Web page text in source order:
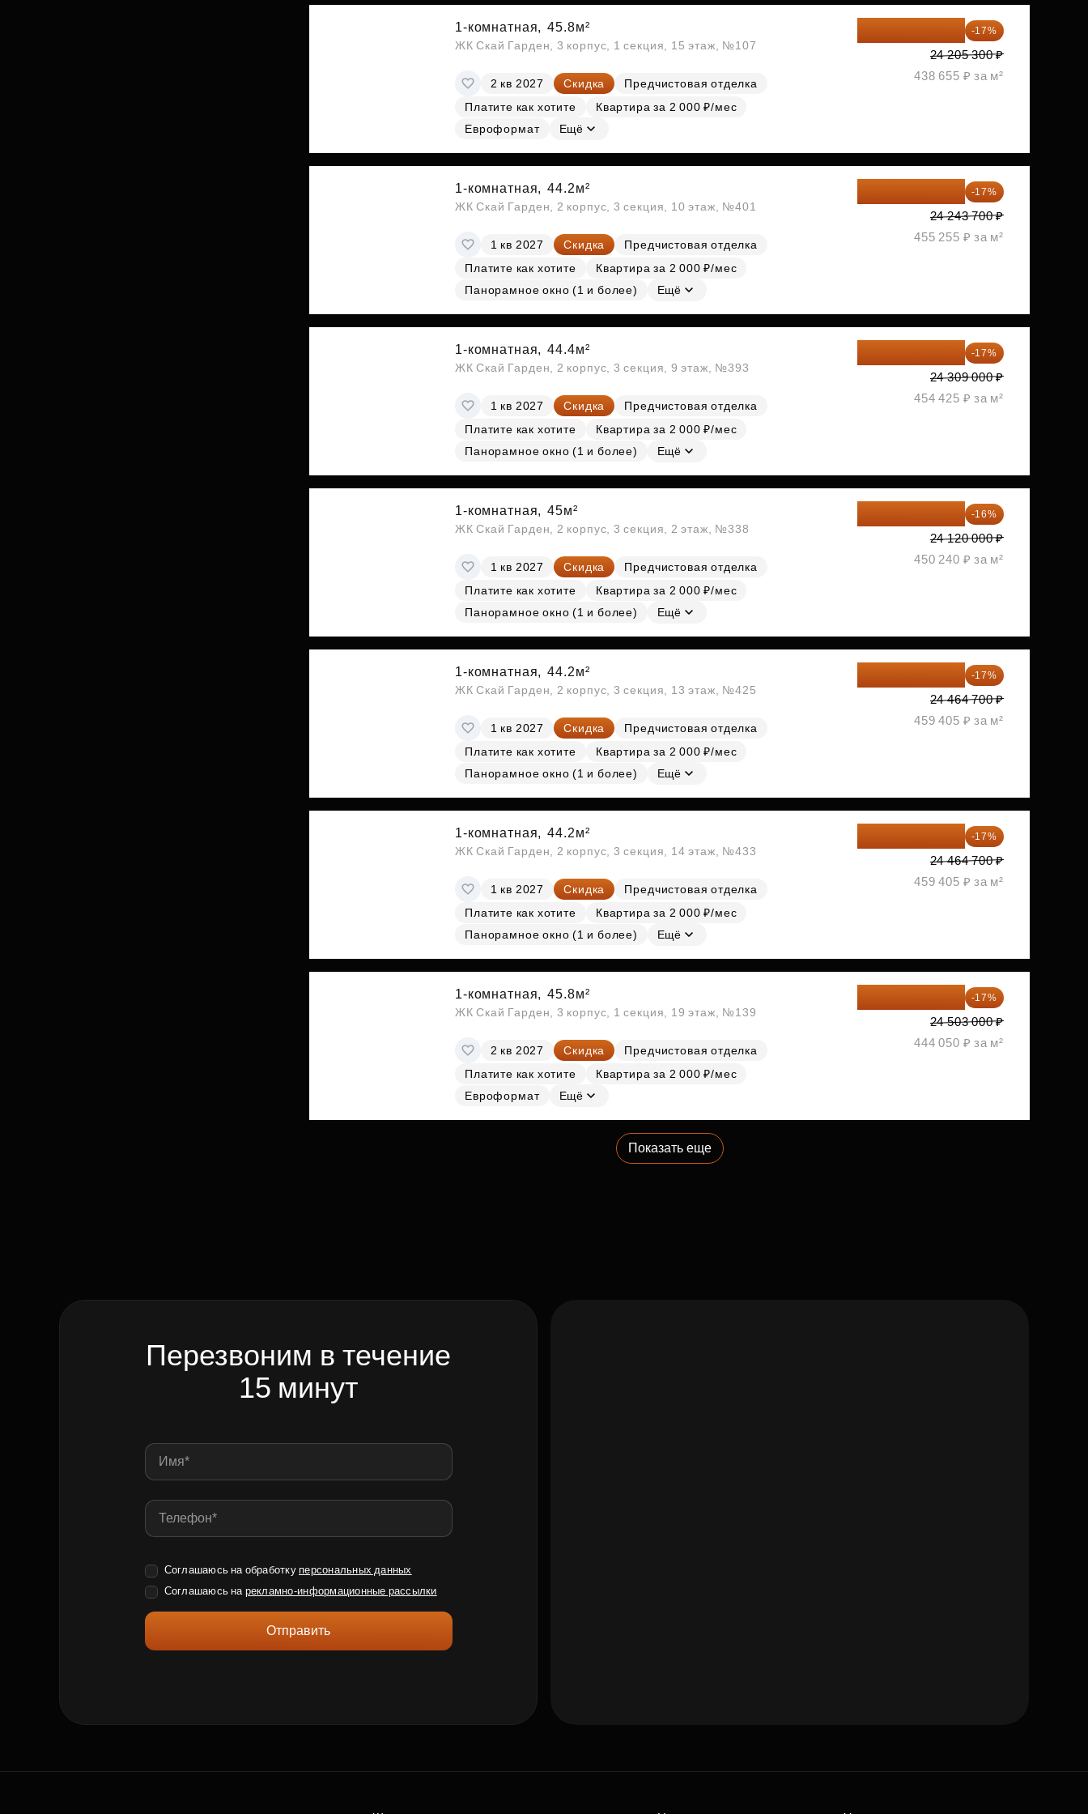
1-комнатная, 45.8м²
ЖК Скай Гарден, 3 корпус, 1 секция, 15 этаж, №107
2 кв 2027 Скидка
Предчистовая отделка
Платите как хотите
Квартира за 2 000 ₽/мес
Евроформат
Ещё
-17%
24 205 300 ₽
438 655 ₽ за м²
1-комнатная, 44.2м²
ЖК Скай Гарден, 2 корпус, 3 секция, 10 этаж, №401
1 кв 2027 Скидка
Предчистовая отделка
Платите как хотите
Квартира за 2 000 ₽/мес
Панорамное окно (1 и более)
Ещё
-17%
24 243 700 ₽
455 255 ₽ за м²
1-комнатная, 44.4м²
ЖК Скай Гарден, 2 корпус, 3 секция, 9 этаж, №393
1 кв 2027 Скидка
Предчистовая отделка
Платите как хотите
Квартира за 2 000 ₽/мес
Панорамное окно (1 и более)
Ещё
-17%
24 309 000 ₽
454 425 ₽ за м²
1-комнатная, 45м²
ЖК Скай Гарден, 2 корпус, 3 секция, 2 этаж, №338
1 кв 2027 Скидка
Предчистовая отделка
Платите как хотите
Квартира за 2 000 ₽/мес
Панорамное окно (1 и более)
Ещё
-16%
24 120 000 ₽
450 240 ₽ за м²
1-комнатная, 44.2м²
ЖК Скай Гарден, 2 корпус, 3 секция, 13 этаж, №425
1 кв 2027 Скидка
Предчистовая отделка
Платите как хотите
Квартира за 2 000 ₽/мес
Панорамное окно (1 и более)
Ещё
-17%
24 464 700 ₽
459 405 ₽ за м²
1-комнатная, 44.2м²
ЖК Скай Гарден, 2 корпус, 3 секция, 14 этаж, №433
1 кв 2027 Скидка
Предчистовая отделка
Платите как хотите
Квартира за 2 000 ₽/мес
Панорамное окно (1 и более)
Ещё
-17%
24 464 700 ₽
459 405 ₽ за м²
1-комнатная, 45.8м²
ЖК Скай Гарден, 3 корпус, 1 секция, 19 этаж, №139
2 кв 2027 Скидка
Предчистовая отделка
Платите как хотите
Квартира за 2 000 ₽/мес
Евроформат
Ещё
-17%
24 503 000 ₽
444 050 ₽ за м²
Показать еще
Перезвоним в течение
15 минут
Соглашаюсь на обработку персональных данных
Соглашаюсь на рекламно-информационные рассылки
Отправить